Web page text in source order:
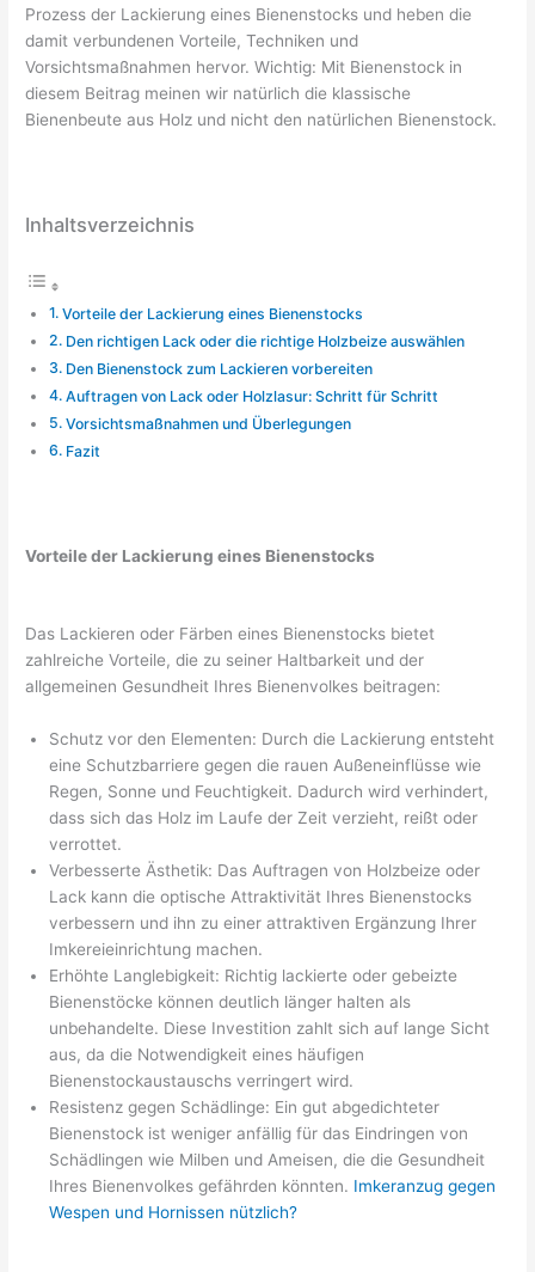
Prozess der Lackierung eines Bienenstocks und heben die
damit verbundenen Vorteile, Techniken und
Vorsichtsmaßnahmen hervor. Wichtig: Mit Bienenstock in
diesem Beitrag meinen wir natürlich die klassische
Bienenbeute aus Holz und nicht den natürlichen Bienenstock.
Inhaltsverzeichnis
Vorteile der Lackierung eines Bienenstocks
Den richtigen Lack oder die richtige Holzbeize auswählen
Den Bienenstock zum Lackieren vorbereiten
Auftragen von Lack oder Holzlasur: Schritt für Schritt
Vorsichtsmaßnahmen und Überlegungen
Fazit
Vorteile der Lackierung eines Bienenstocks
Das Lackieren oder Färben eines Bienenstocks bietet
zahlreiche Vorteile, die zu seiner Haltbarkeit und der
allgemeinen Gesundheit Ihres Bienenvolkes beitragen:
Schutz vor den Elementen: Durch die Lackierung entsteht
eine Schutzbarriere gegen die rauen Außeneinflüsse wie
Regen, Sonne und Feuchtigkeit. Dadurch wird verhindert,
dass sich das Holz im Laufe der Zeit verzieht, reißt oder
verrottet.
Verbesserte Ästhetik: Das Auftragen von Holzbeize oder
Lack kann die optische Attraktivität Ihres Bienenstocks
verbessern und ihn zu einer attraktiven Ergänzung Ihrer
Imkereieinrichtung machen.
Erhöhte Langlebigkeit: Richtig lackierte oder gebeizte
Bienenstöcke können deutlich länger halten als
unbehandelte. Diese Investition zahlt sich auf lange Sicht
aus, da die Notwendigkeit eines häufigen
Bienenstockaustauschs verringert wird.
Resistenz gegen Schädlinge: Ein gut abgedichteter
Bienenstock ist weniger anfällig für das Eindringen von
Schädlingen wie Milben und Ameisen, die die Gesundheit
Ihres Bienenvolkes gefährden könnten. Imkeranzug gegen
Wespen und Hornissen nützlich?